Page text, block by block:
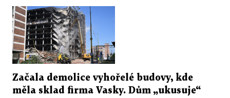
Začala demolice vyhořelé budovy, kde
měla sklad firma Vasky. Dům „ukusuje“